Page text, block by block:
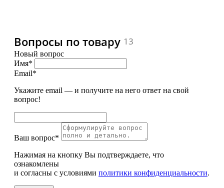
Вопросы по товару 13
Новый вопрос
Имя*
Email*
Укажите email — и получите на него ответ на свой
вопрос!
Ваш вопрос*
Нажимая на кнопку Вы подтверждаете, что
ознакомлены
и согласны с условиями политики конфиденциальности.